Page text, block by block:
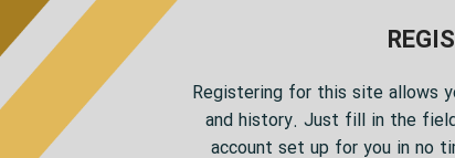
Registering for this site allows
and history. Just fill in the
account set up for you in no